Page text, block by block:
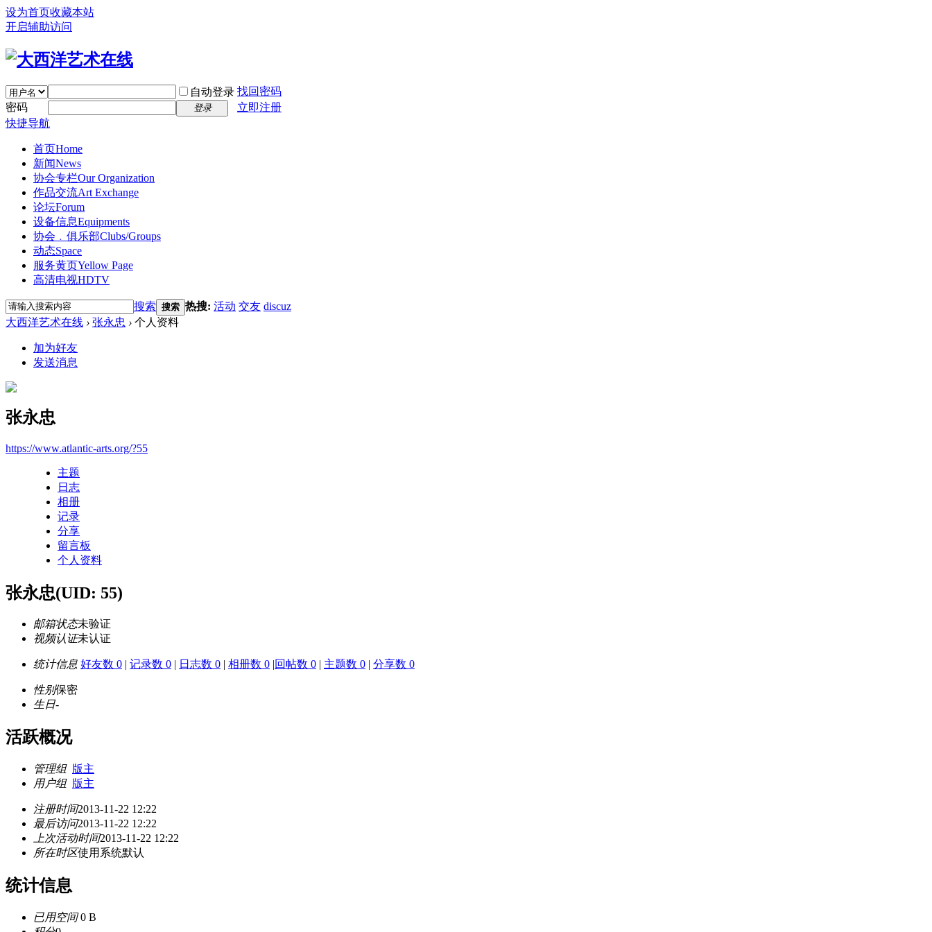
设为首页收藏本站
开启辅助访问
自动登录 找回密码
密码
登录
立即注册
快捷导航
首页Home
新闻News
协会专栏Our Organization
作品交流Art Exchange
论坛Forum
设备信息Equipments
协会﹒俱乐部Clubs/Groups
动态Space
服务黄页Yellow Page
高清电视HDTV
搜索 搜索 热搜: 活动 交友 discuz
大西洋艺术在线 › 张永忠 › 个人资料
加为好友
发送消息
张永忠
https://www.atlantic-arts.org/?55
主题
日志
相册
记录
分享
留言板
个人资料
张永忠(UID: 55)
邮箱状态未验证
视频认证未认证
统计信息 好友数 0 | 记录数 0 | 日志数 0 | 相册数 0 |回帖数 0 | 主题数 0 | 分享数 0
性别保密
生日-
活跃概况
管理组 版主
用户组 版主
注册时间2013-11-22 12:22
最后访问2013-11-22 12:22
上次活动时间2013-11-22 12:22
所在时区使用系统默认
统计信息
已用空间0 B